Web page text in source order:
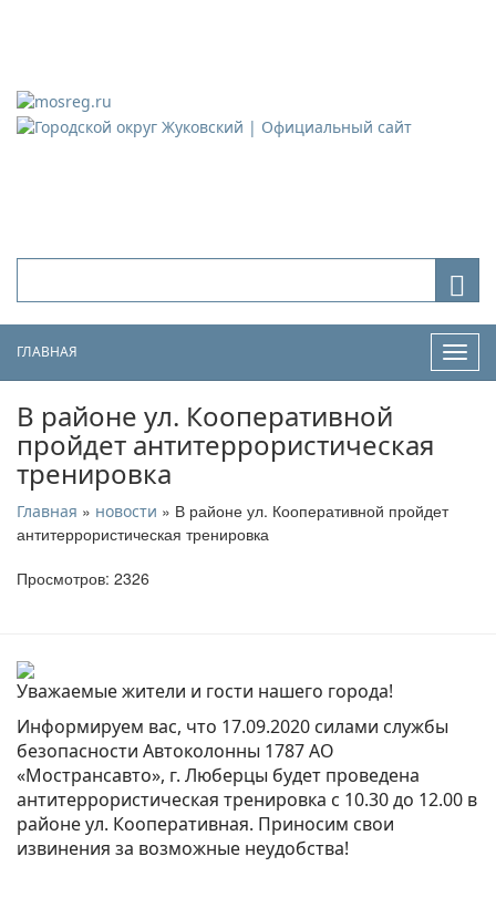
ГЛАВНАЯ
В районе ул. Кооперативной
пройдет антитеррористическая
тренировка
Главная » новости » В районе ул. Кооперативной пройдет
антитеррористическая тренировка
Просмотров: 2326
Уважаемые жители и гости нашего города!
Информируем вас, что 17.09.2020 силами службы
безопасности Автоколонны 1787 АО
«Мострансавто», г. Люберцы будет проведена
антитеррористическая тренировка с 10.30 до 12.00 в
районе ул. Кооперативная. Приносим свои
извинения за возможные неудобства!